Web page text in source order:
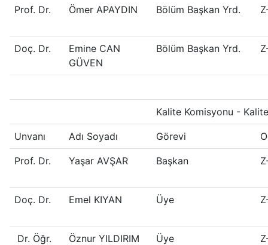
Prof. Dr. Ömer APAYDIN Bölüm Başkan Yrd.
Doç. Dr.
Emine CAN
GÜVEN
Bölüm Başkan Yrd.
Kalite Komisyonu -
Unvanı Adı Soyadı Görevi
Prof. Dr. Yaşar AVŞAR Başkan
Doç. Dr. Emel KIYAN Üye
Dr. Öğr.
Öznur YILDIRIM Üye